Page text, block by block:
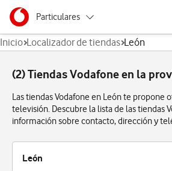
Ir a la pagina principal de vodafone.es
Menu navegación Segmento
Particulares
Autónomos
Pymes
Grandes empresas
y AA.PP.
Inicio Localizador de tiendas León
(2) Tiendas Vodafone en la
Las tiendas Vodafone en León te propone
televisión. Descubre la lista de las tiendas
información sobre contacto, dirección y
León